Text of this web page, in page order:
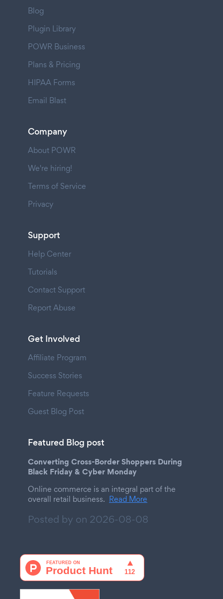
Blog
Plugin Library
POWR Business
Plans & Pricing
HIPAA Forms
Email Blast
Company
About POWR
We're hiring!
Terms of Service
Privacy
Support
Help Center
Tutorials
Contact Support
Report Abuse
Get Involved
Affiliate Program
Success Stories
Feature Requests
Guest Blog Post
Featured Blog post
Converting Cross-Border Shoppers During
Black Friday & Cyber Monday
Online commerce is an integral part of the
overall retail business. Read More
Posted by on 2026-08-08